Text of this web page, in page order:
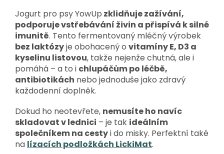
Jogurt pro psy YowUp zklidňuje zažívání,
podporuje vstřebávání živin a přispívá k silné
imunitě. Tento fermentovaný mléčný výrobek
bez laktózyje obohacený o vitamíny E, D3 a
kyselinu listovou, takže nejenže chutná, ale i
pomáhá – a to i chlupáčům po léčbě,
antibiotikách nebo jednoduše jako zdravý
každodenní doplněk.
Dokud ho neotevřete, nemusíte ho navíc
skladovat v lednici – je tak ideálním
společníkem na cestyi do misky. Perfektní také
na lízacích podložkách LickiMat.